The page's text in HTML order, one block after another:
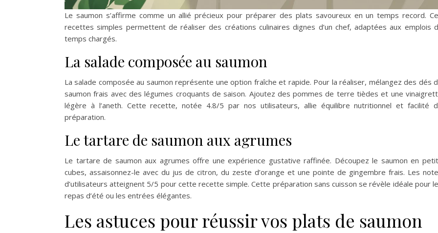
Le saumon s’affirme comme un allié précieux pour préparer des plats savoureux en un temps record.
recettes simples permettent de réaliser des créations culinaires dignes d’un chef, adaptées aux emplois
temps chargés.
La salade composée au saumon
La salade composée au saumon représente une option fraîche et rapide. Pour la réaliser, mélangez des dés
saumon frais avec des légumes croquants de saison. Ajoutez des pommes de terre tièdes et une
légère à l’aneth. Cette recette, notée 4.8/5 par nos utilisateurs, allie équilibre nutritionnel et facilité
préparation.
Le tartare de saumon aux agrumes
Le tartare de saumon aux agrumes offre une expérience gustative raffinée. Découpez le saumon en
cubes, assaisonnez-le avec du jus de citron, du zeste d’orange et une pointe de gingembre frais. Les
d’utilisateurs atteignent 5/5 pour cette recette simple. Cette préparation sans cuisson se révèle idéale pour
repas d’été ou les entrées élégantes.
Les astuces pour réussir vos plats de saumon